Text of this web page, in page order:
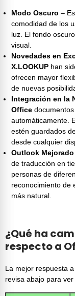
Modo Oscuro –
comodidad de los
luz. El fondo
visual.
Novedades en
X.LOOKUP han
ofrecen mayor
de nuevas
Integración en la
Office
automáticamente.
estén guardados
desde cualquier
Outlook Mejorado
de traducción en
personas de
reconocimiento de
más natural.
¿Qué ha
respecto a
La mejor respuesta
revisa abajo para ver